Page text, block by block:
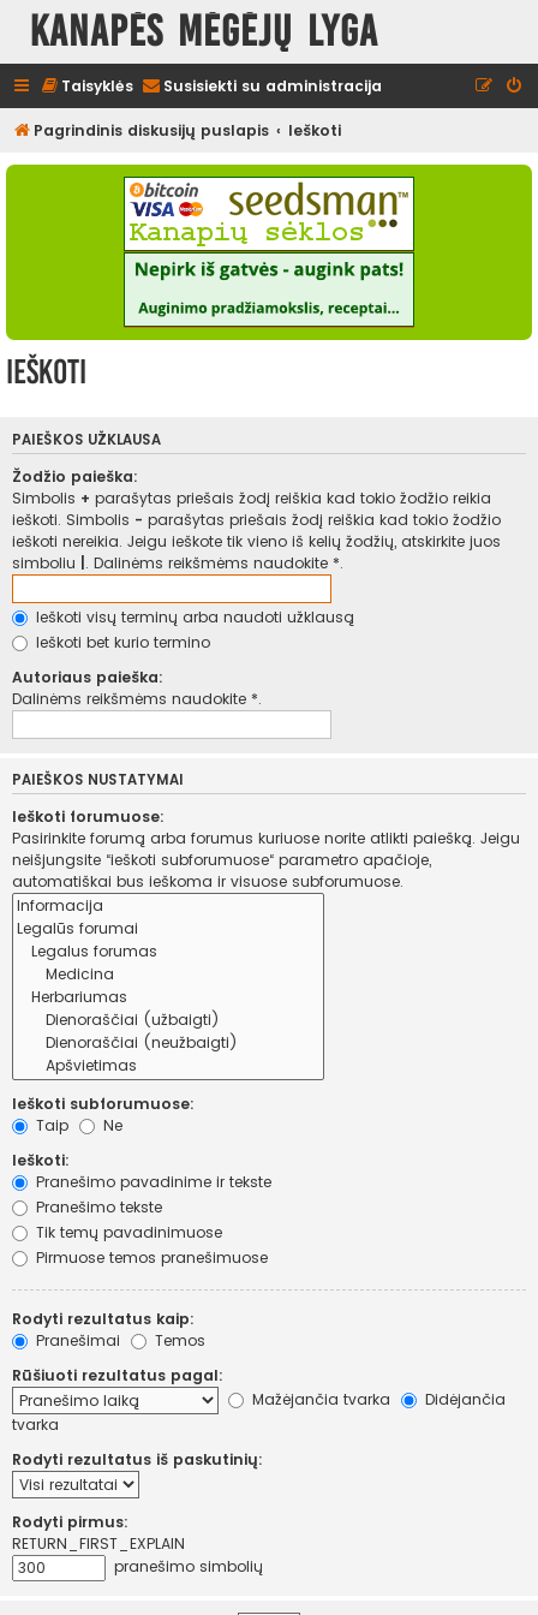
Kanapės mėgėjų lyga
Taisyklės Susisiekti su administracija
Pagrindinis diskusijų puslapis Ieškoti
Ieškoti
PAIEŠKOS UŽKLAUSA
Žodžio paieška:
Simbolis + parašytas priešais žodį reiškia kad tokio žodžio reikia
ieškoti. Simbolis - parašytas priešais žodį reiškia kad tokio žodžio
ieškoti nereikia. Jeigu ieškote tik vieno iš kelių žodžių, atskirkite juos
simboliu . Dalinėms reikšmėms naudokite *.
Ieškoti visų terminų arba naudoti užklausą
Ieškoti bet kurio termino
Autoriaus paieška:
Dalinėms reikšmėms naudokite *.
PAIEŠKOS NUSTATYMAI
Ieškoti forumuose:
Pasirinkite forumą arba forumus kuriuose norite atlikti paiešką. Jeigu
neišjungsite “ieškoti subforumuose“ parametro apačioje,
automatiškai bus ieškoma ir visuose subforumuose.
Ieškoti subforumuose:
Taip
Ne
Ieškoti:
Pranešimo pavadinime ir tekste
Pranešimo tekste
Tik temų pavadinimuose
Pirmuose temos pranešimuose
Rodyti rezultatus kaip:
Pranešimai
Temos
Rūšiuoti rezultatus pagal:
Mažėjančia tvarka
Didėjančia
tvarka
Rodyti rezultatus iš paskutinių:
Rodyti pirmus:
RETURN_FIRST_EXPLAIN
pranešimo simbolių